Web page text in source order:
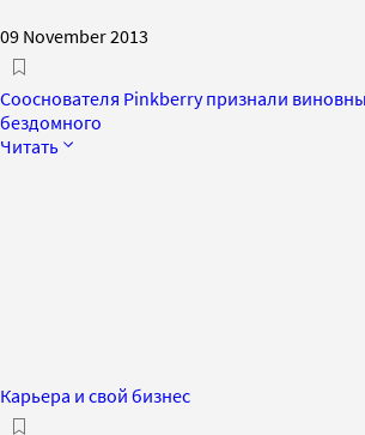
09 November 2013
Сооснователя Pinkberry признали
бездомного
Читать
Карьера и свой бизнес